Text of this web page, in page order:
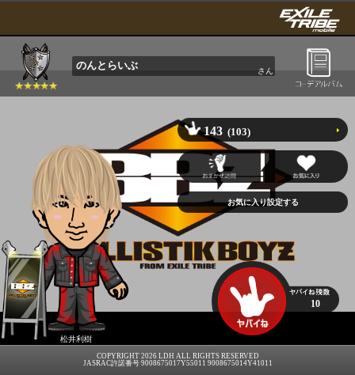
のんとらいぶ さん
松井利樹
143 (103)
10
COPYRIGHT 2026 LDH ALL RIGHTS RESERVED
JASRAC許諾番号 9008675017Y55011 9008675014Y41011